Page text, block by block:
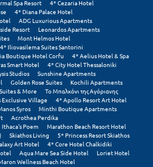
Spa Resort
4* Cezaria Hotel
4* Diana Palace Hotel
ADG Luxurious Apartments
Resort
Leonardos Apartments
Mont Helmos Hotel
4* Iliovasilema Suites Santorini
Boutique Hotel Corfu
4* Aelius Hotel & Spa
Smart Hotel
4* City Hotel Thessaloniki
Studios
Sunshine Apartments
Golden Rose Suites
Kochili Apartments
& More
Το Μπαλκόνι της Αγόριανης
Exclusive Village
4* Apollo Resort Art Hotel
Syros
Minthi Boutique Apartments
Acrothea Perdika
Ithaca's Poem
Marathon Beach Resort Hotel
Skiathos Living
5* Princess Resort Skiathos
Art Hotel
4* Core Hotel Chalkidiki
Aqua Mare Sea Side Hotel
Loriet Hotel
Wellness Beach Hotel